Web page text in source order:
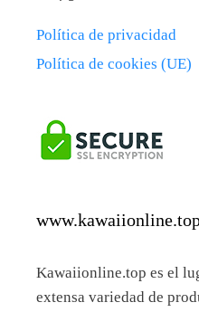
Política de privacidad
Política de cookies (UE)
Kawaiionline.top es el
extensa variedad de